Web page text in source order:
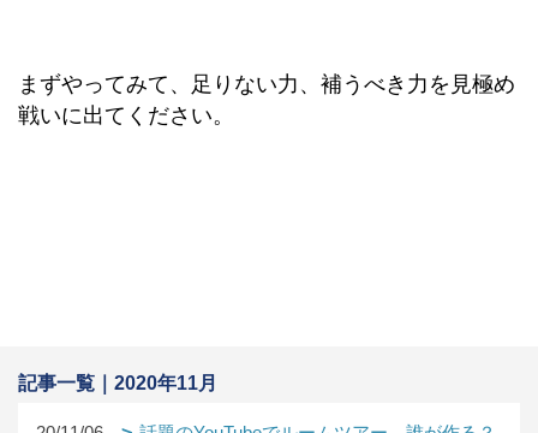
まずやってみて、足りない力、補うべき力を見極め
戦いに出てください。
記事一覧｜2020年11月